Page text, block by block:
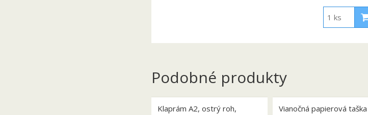
Podobné produkty
Klaprám A2, ostrý roh,
Vianočná papierová taška